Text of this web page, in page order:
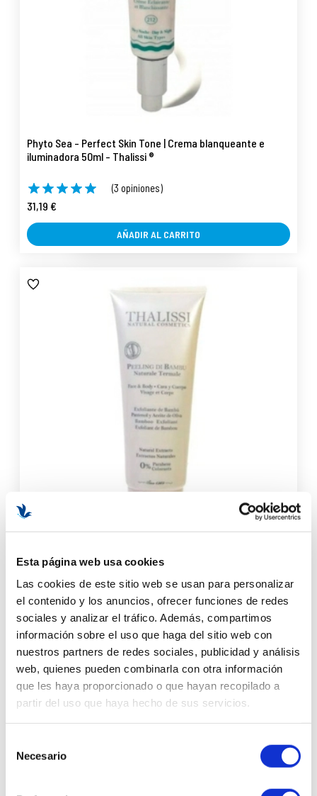
Esta página web usa cookies
Las cookies de este sitio web se usan para personalizar
el contenido y los anuncios, ofrecer funciones de redes
sociales y analizar el tráfico. Además, compartimos
información sobre el uso que haga del sitio web con
nuestros partners de redes sociales, publicidad y análisis
web, quienes pueden combinarla con otra información
que les haya proporcionado o que hayan recopilado a
partir del uso que haya hecho de sus servicios.
Necesario
Phyto Sea - Perfect Skin Tone | Crema blanqueante e
iluminadora 50ml - Thalissi ®
(3 opiniones)
31,19 €
AÑADIR AL CARRITO
Peeling di Bambu - Naturale Termale | Exfoliante de Bambú
210 ml -Thalissi ®
33,05 €
AÑADIR AL CARRITO